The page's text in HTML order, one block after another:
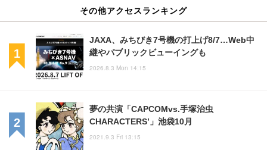
その他アクセスランキング
JAXA、みちびき7号機の打上げ8/7…Web中
継やパブリックビューイングも
2026.8.3 Mon 14:15
夢の共演「CAPCOMvs.手塚治虫
CHARACTERS’」池袋10月
2021.9.3 Fri 13:15